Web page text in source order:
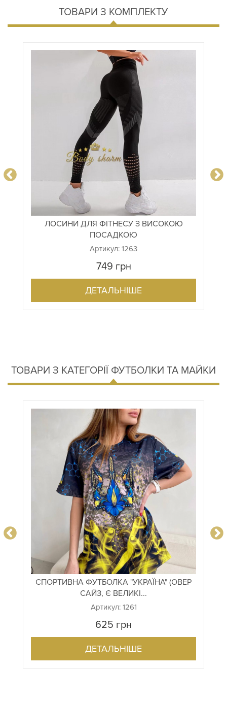
ТОВАРИ З КОМПЛЕКТУ
ЛОСИНИ ДЛЯ ФІТНЕСУ З ВИСОКОЮ
ПОСАДКОЮ
Артикул: 1263
749 грн
ДЕТАЛЬНІШЕ
ТОВАРИ З КАТЕГОРІЇ ФУТБОЛКИ ТА МАЙКИ
СПОРТИВНА ФУТБОЛКА "УКРАЇНА" (ОВЕР
САЙЗ, Є ВЕЛИКІ...
Артикул: 1261
625 грн
ДЕТАЛЬНІШЕ